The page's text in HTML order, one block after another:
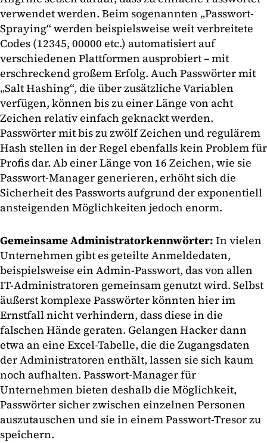
verwendet werden. Beim sogenannten „Passwort-
Spraying“ werden beispielsweise weit verbreitete
Codes (12345, 00000 etc.) automatisiert auf
verschiedenen Plattformen ausprobiert – mit
erschreckend großem Erfolg. Auch Passwörter mit
„Salt Hashing“, die über zusätzliche Variablen
verfügen, können bis zu einer Länge von acht
Zeichen relativ einfach geknackt werden.
Passwörter mit bis zu zwölf Zeichen und regulärem
Hash stellen in der Regel ebenfalls kein Problem für
Profis dar. Ab einer Länge von 16 Zeichen, wie sie
Passwort-Manager generieren, erhöht sich die
Sicherheit des Passworts aufgrund der exponentiell
ansteigenden Möglichkeiten jedoch enorm.
Gemeinsame Administratorkennwörter: In vielen
Unternehmen gibt es geteilte Anmeldedaten,
beispielsweise ein Admin-Passwort, das von allen
IT-Administratoren gemeinsam genutzt wird. Selbst
äußerst komplexe Passwörter könnten hier im
Ernstfall nicht verhindern, dass diese in die
falschen Hände geraten. Gelangen Hacker dann
etwa an eine Excel-Tabelle, die die Zugangsdaten
der Administratoren enthält, lassen sie sich kaum
noch aufhalten. Passwort-Manager für
Unternehmen bieten deshalb die Möglichkeit,
Passwörter sicher zwischen einzelnen Personen
auszutauschen und sie in einem Passwort-Tresor zu
speichern.